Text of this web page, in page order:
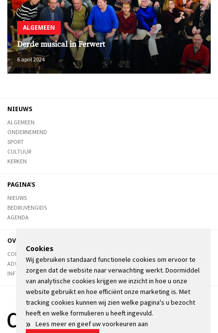
ALGEMEEN
Derde musical in Ferwert
6 april 2024
NIEUWS
ALGEMEEN
ONDERNEMEND
SPORT
CULTUUR
KERKEN
PAGINA'S
NIEUWS
BEDRIJVENGIDS
AGENDA
OVER DE STIENSER
CONTACT
ADVERTEREN
INFORMATIE
Cookies
Wij gebruiken standaard functionele cookies om ervoor te
zorgen dat de website naar verwachting werkt. Doormiddel
van analytische cookies krijgen we inzicht in hoe u onze
website gebruikt en hoe efficiënt onze marketing is. Met
tracking cookies kunnen wij zien welke pagina's u bezocht
heeft en welke formulieren u heeft ingevuld.
» Lees meer en geef uw voorkeuren aan